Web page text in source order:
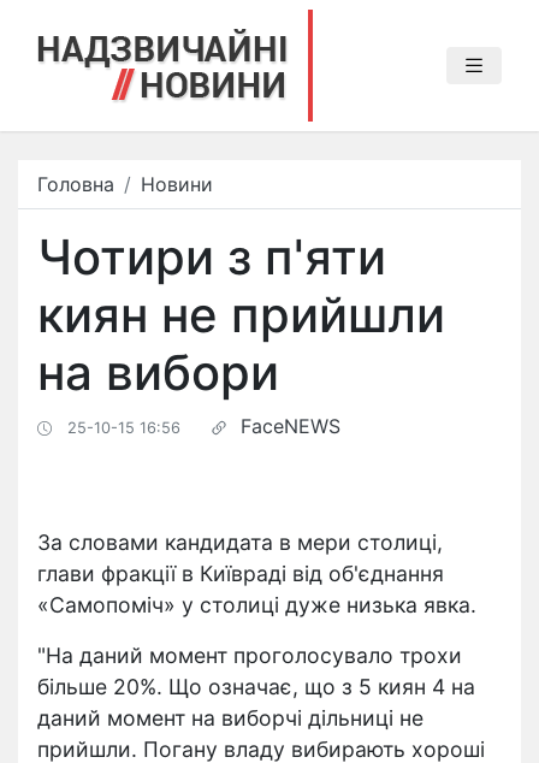
Головна Новини
Чотири з п'яти
киян не прийшли
на вибори
25-10-15 16:56 FaceNEWS
За словами кандидата в мери столиці,
глави фракції в Київраді від об'єднання
«Самопоміч» у столиці дуже низька явка.
"На даний момент проголосувало трохи
більше 20%. Що означає, що з 5 киян 4 на
даний момент на виборчі дільниці не
прийшли. Погану владу вибирають хороші